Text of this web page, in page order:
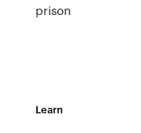
prison
Learn